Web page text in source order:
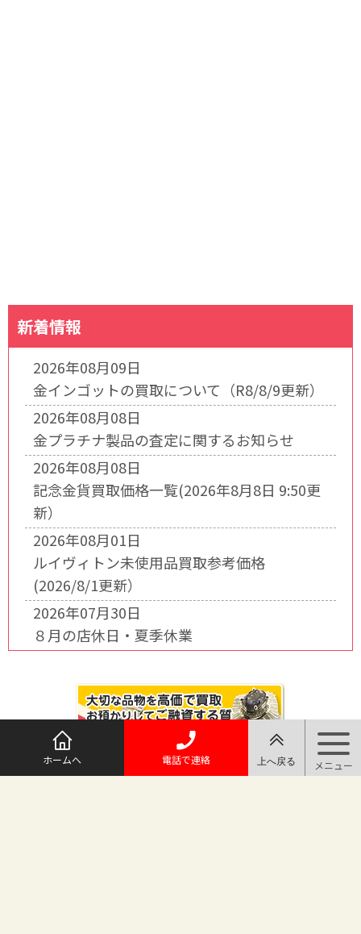
新着情報
2026年08月09日
金インゴットの買取について（R8/8/9更新）
2026年08月08日
金プラチナ製品の査定に関するお知らせ
2026年08月08日
記念金貨買取価格一覧(2026年8月8日 9:50更
新）
2026年08月01日
ルイヴィトン未使用品買取参考価格
(2026/8/1更新）
2026年07月30日
８月の店休日・夏季休業
ホームへ 電話で連絡